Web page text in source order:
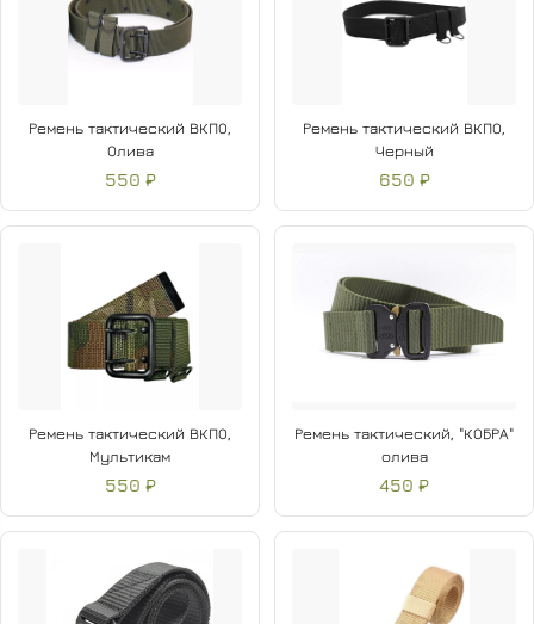
Ремень тактический ВКПО,
Олива
550 ₽
Ремень тактический ВКПО,
Черный
650 ₽
Ремень тактический ВКПО,
Мультикам
550 ₽
Ремень тактический, "КОБРА"
олива
450 ₽